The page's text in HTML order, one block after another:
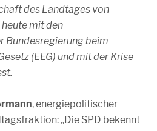
des Landtages von
mit den
Bundesregierung beim
(EEG) und mit der Krise
, energiepolitischer
„Die SPD bekennt